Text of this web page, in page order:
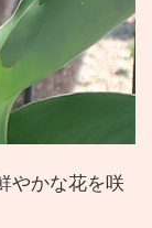
やかな花を咲